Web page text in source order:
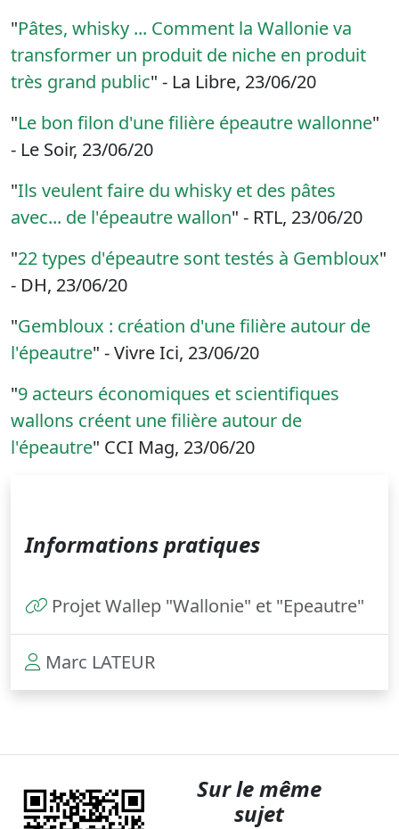
"Pâtes, whisky ... Comment la Wallonie va
transformer un produit de niche en produit
très grand public" - La Libre, 23/06/20
"Le bon filon d'une filière épeautre wallonne"
- Le Soir, 23/06/20
"Ils veulent faire du whisky et des pâtes
avec... de l'épeautre wallon" - RTL, 23/06/20
"22 types d'épeautre sont testés à Gembloux"
- DH, 23/06/20
"Gembloux : création d'une filière autour de
l'épeautre" - Vivre Ici, 23/06/20
"9 acteurs économiques et scientifiques
wallons créent une filière autour de
l'épeautre" CCI Mag, 23/06/20
Informations pratiques
Projet Wallep "Wallonie" et "Epeautre"
Marc LATEUR
Sur le même
sujet